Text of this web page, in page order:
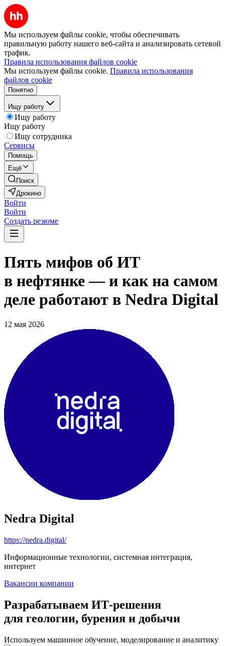
Мы используем файлы cookie, чтобы обеспечивать
правильную работу нашего веб-сайта и анализировать сетевой
трафик.
Правила использования файлов cookie
Мы используем файлы cookie. Правила использования
файлов cookie
Понятно
Ищу работу
Ищу работу
Ищу работу
Ищу сотрудника
Сервисы
Помощь
Ещё
Поиск
Дрокино
Войти
Войти
Создать резюме
Пять мифов об ИТ
в нефтянке — и как на самом
деле работают в Nedra Digital
12 мая 2026
Nedra Digital
https://nedra.digital/
Информационные технологии, системная интеграция,
интернет
Вакансии компании
Разрабатываем ИТ-решения
для геологии, бурения и добычи
Используем машинное обучение, моделирование и аналитику